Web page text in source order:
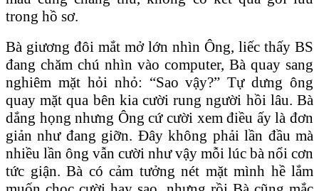
trong hồ sơ.
Bà giương đôi mắt mở lớn nhìn Ông, liếc thấy BS
đang chăm chú nhìn vào computer, Bà quay sang
nghiêm mặt hỏi nhỏ: “Sao vậy?” Tự dưng ông
quay mặt qua bên kia cười rung người hồi lâu. Bà
dắng họng nhưng Ông cứ cười xem điều ấy là đơn
giản như đang giỡn. Đây không phải lần đầu mà
nhiều lần ông vẫn cười như vậy mỗi lúc bà nổi cơn
tức giận. Bà có cảm tưởng nét mặt mình hề lắm